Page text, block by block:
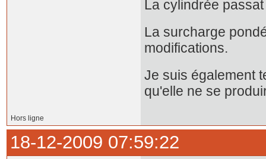
La cylindrée
La surcharge
modifications.
Je suis également
qu'elle ne se
Hors ligne
18-12-2009 07:59:22